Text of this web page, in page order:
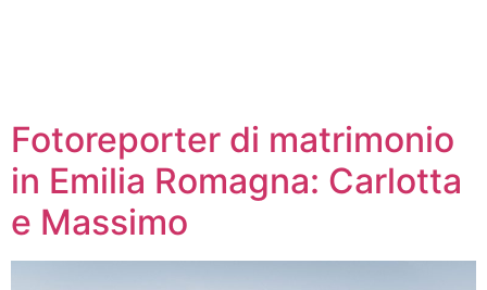
Fotoreporter di matrimonio
in Emilia Romagna: Carlotta
e Massimo